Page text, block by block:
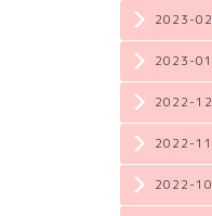
2023-02
2023-01
2022-12
2022-11
2022-10